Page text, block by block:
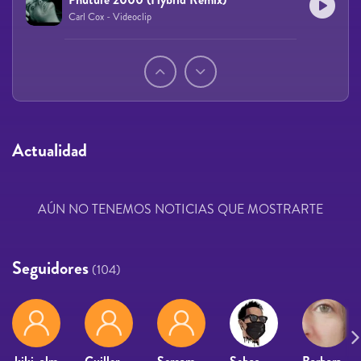
Carl Cox - Videoclip
Actualidad
AÚN NO TENEMOS NOTICIAS QUE MOSTRARTE
Seguidores (104)